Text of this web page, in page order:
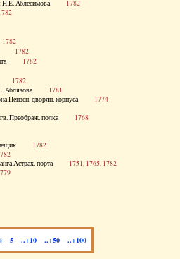
Н.Е. Аблесимова 1782
1782
1782
1782
1782
С. Аблязова 1781
Пензен. дворян. корпуса 1774
гв. Преображ. полка 1768
1782
Астрах. порта 1751, 1765, 1782
5 ..+10 ..+50 ..+100